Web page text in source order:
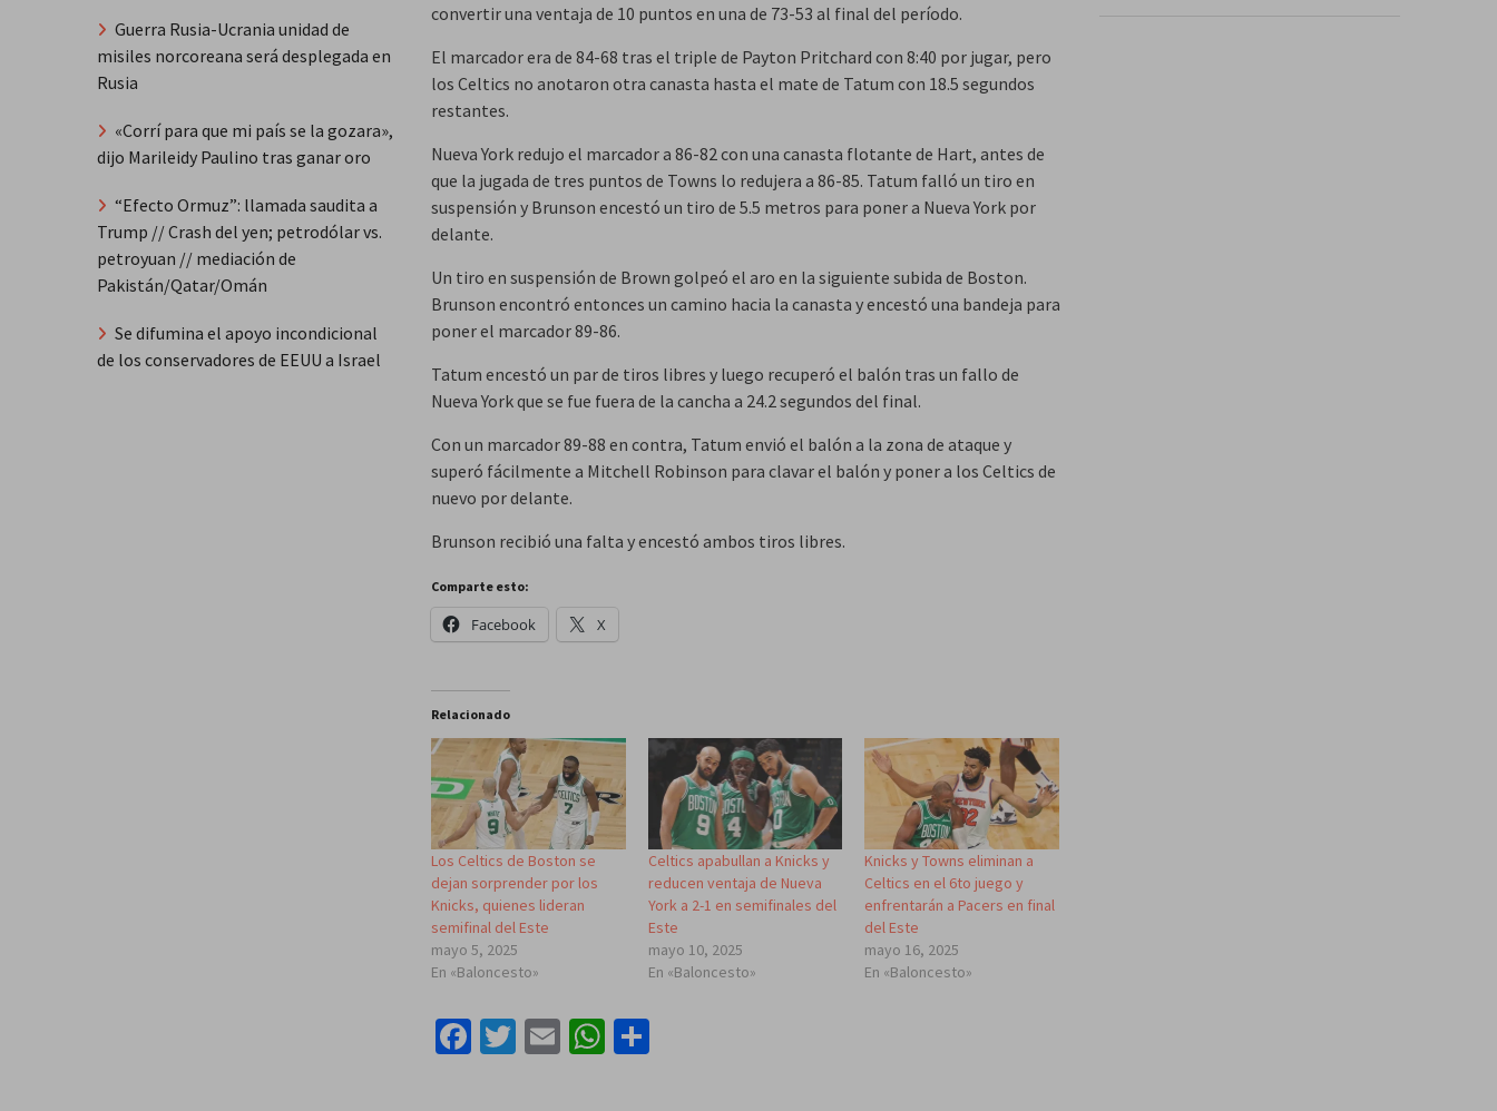
convertir una ventaja de 10 puntos en una de 73-53 al final del período.
El marcador era de 84-68 tras el triple de Payton Pritchard con 8:40 por jugar, pero
los Celtics no anotaron otra canasta hasta el mate de Tatum con 18.5 segundos
restantes.
Nueva York redujo el marcador a 86-82 con una canasta flotante de Hart, antes de
que la jugada de tres puntos de Towns lo redujera a 86-85. Tatum falló un tiro en
suspensión y Brunson encestó un tiro de 5.5 metros para poner a Nueva York por
delante.
Un tiro en suspensión de Brown golpeó el aro en la siguiente subida de Boston.
Brunson encontró entonces un camino hacia la canasta y encestó una bandeja para
poner el marcador 89-86.
Tatum encestó un par de tiros libres y luego recuperó el balón tras un fallo de
Nueva York que se fue fuera de la cancha a 24.2 segundos del final.
Con un marcador 89-88 en contra, Tatum envió el balón a la zona de ataque y
superó fácilmente a Mitchell Robinson para clavar el balón y poner a los Celtics de
nuevo por delante.
Brunson recibió una falta y encestó ambos tiros libres.
Comparte esto:
Facebook X
Relacionado
Los Celtics de Boston se
dejan sorprender por los
Knicks, quienes lideran
semifinal del Este
mayo 5, 2025
En «Baloncesto»
Celtics apabullan a Knicks y
reducen ventaja de Nueva
York a 2-1 en semifinales del
Este
mayo 10, 2025
En «Baloncesto»
Knicks y Towns eliminan a
Celtics en el 6to juego y
enfrentarán a Pacers en final
del Este
mayo 16, 2025
En «Baloncesto»
Facebook
Twitter
EmailWhatsApp
Guerra Rusia-Ucrania unidad de
misiles norcoreana será desplegada en
Rusia
«Corrí para que mi país se la gozara»,
dijo Marileidy Paulino tras ganar oro
“Efecto Ormuz”: llamada saudita a
Trump // Crash del yen; petrodólar vs.
petroyuan // mediación de
Pakistán/Qatar/Omán
Se difumina el apoyo incondicional
de los conservadores de EEUU a Israel